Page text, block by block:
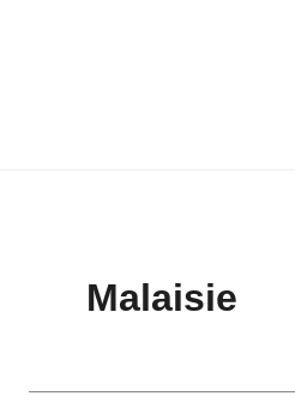
Malaisie